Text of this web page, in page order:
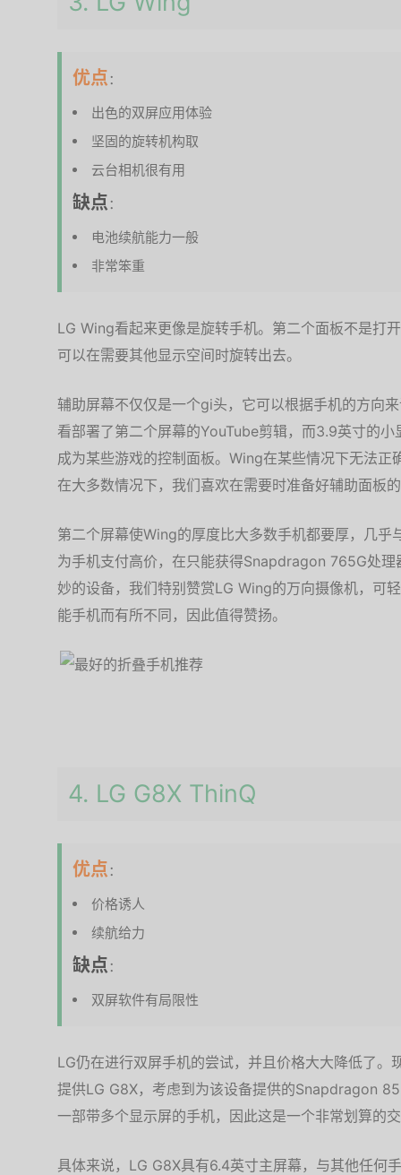
优点 ：
出色的双屏应用体验
坚固的旋转机构取
云台相机很有用
缺点 ：
电池续航能力一般
非常笨重
LG Wing看起来更像是旋转手机。第二个面板不是打
可以在需要其他显示空间时旋转出去。
辅助屏幕不仅仅是一个gi头，它可以根据手机的方向
看部署了第二个屏幕的YouTube剪辑，而3.9英寸的
成为某些游戏的控制面板。Wing在某些情况下无法正
在大多数情况下，我们喜欢在需要时准备好辅助面板
第二个屏幕使Wing的厚度比大多数手机都要厚，几
为手机支付高价，在只能获得Snapdragon 765G处
妙的设备，我们特别赞赏LG Wing的万向摄像机，可
能手机而有所不同，因此值得赞扬。
4. LG G8X ThinQ
优点 ：
价格诱人
续航给力
缺点 ：
双屏软件有局限性
LG仍在进行双屏手机的尝试，并且价格大大降低了
提供LG G8X，考虑到为该设备提供的Snapdragon
一部带多个显示屏的手机，因此这是一个非常划算的
具体来说，LG G8X具有6.4英寸主屏幕，与其他任何